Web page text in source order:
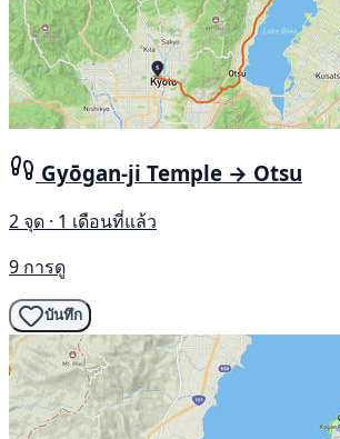
Gyōgan-ji Temple → Otsu
2 จุด · 1 เดือนที่แล้ว
9 การดู
บันทึก